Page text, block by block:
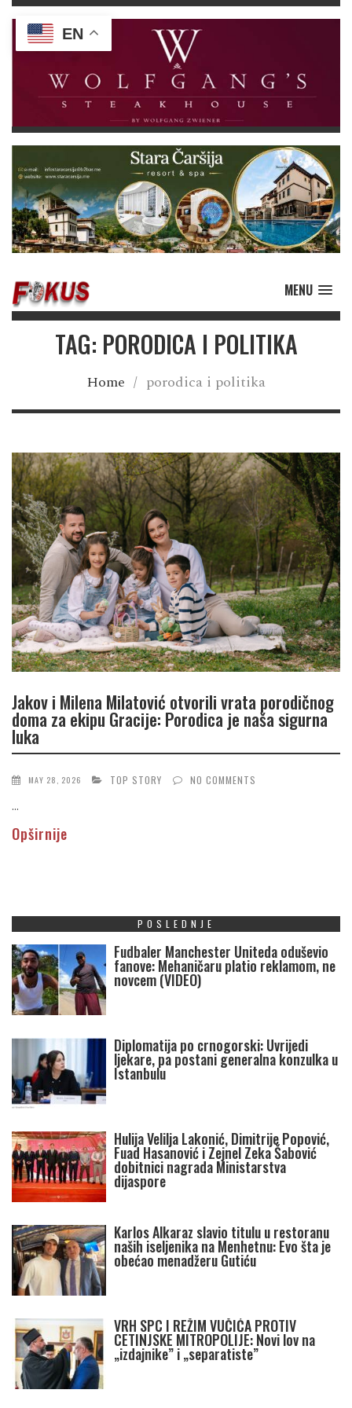
MENU
TAG: PORODICA I POLITIKA
Home / porodica i politika
Jakov i Milena Milatović otvorili vrata porodičnog
doma za ekipu Gracije: Porodica je naša sigurna
luka
MAY 28, 2026 TOP STORY NO COMMENTS
...
Opširnije
POSLEDNJE
Fudbaler Manchester Uniteda oduševio
fanove: Mehaničaru platio reklamom, ne
novcem (VIDEO)
Diplomatija po crnogorski: Uvrijedi
ljekare, pa postani generalna konzulka u
Istanbulu
Hulija Velilja Lakonić, Dimitrije Popović,
Fuad Hasanović i Zejnel Zeka Šabović
dobitnici nagrada Ministarstva
dijaspore
Karlos Alkaraz slavio titulu u restoranu
naših iseljenika na Menhetnu: Evo šta je
obećao menadžeru Gutiću
VRH SPC I REŽIM VUČIĆA PROTIV
CETINJSKE MITROPOLIJE: Novi lov na
„izdajnike” i „separatiste”
EN